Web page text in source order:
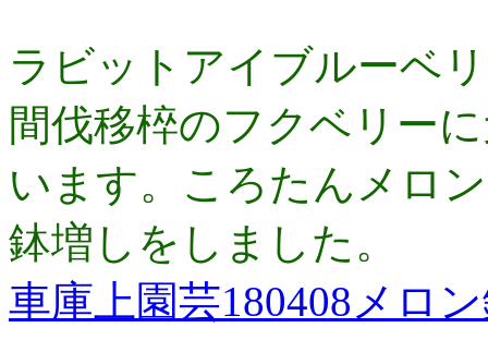
ラビットアイブルーベ
間伐移椊のフクベリー
います。ころたんメロ
鉢増しをしました。
車庫上園芸180408メロ